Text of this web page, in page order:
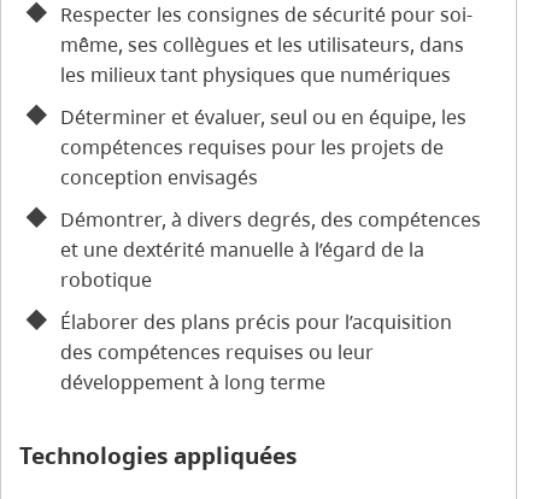
Respecter les consignes de sécurité pour soi-
même, ses collègues et les utilisateurs, dans
les milieux tant physiques que numériques
Déterminer et évaluer, seul ou en équipe, les
compétences requises pour les projets de
conception envisagés
Démontrer, à divers degrés, des compétences
et une dextérité manuelle à l’égard de la
robotique
Élaborer des plans précis pour l’acquisition
des compétences requises ou leur
développement à long terme
Technologies appliquées